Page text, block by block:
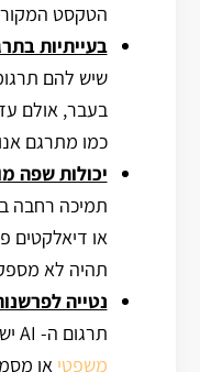
הטקסט
בעייתיות
שיש להם
בעבר, אולם
כמו מתרגם
יכולות שפה
תמיכה רחבה
או דיאלקטים
תהיה לא
נטייה
תרגום ה- AI יש להיזהר בעת
משפטי או